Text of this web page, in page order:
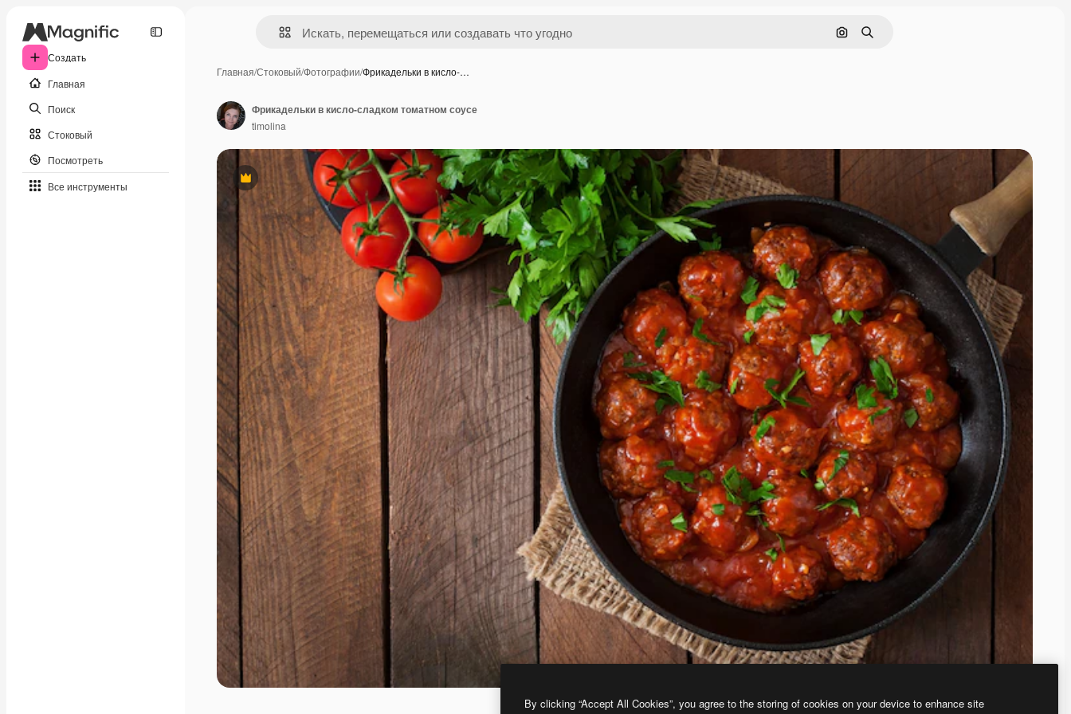
Создать
Главная
Поиск
Стоковый
Посмотреть
Все инструменты
Поиск по изображению
Поиск
Главная/Стоковый/Фотографии/Фрикадельки в кисло-…
Премиум
Фрикадельки в кисло-сладком томатном соусе
timolina
By clicking “Accept All Cookies”, you agree to the storing of cookies on your device to enhance site